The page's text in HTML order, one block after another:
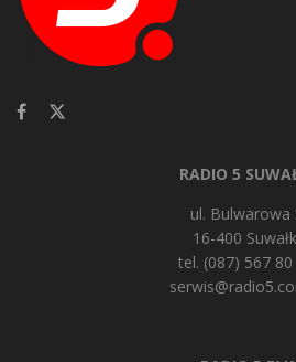
RADIO 5
ul. Bulwarowa
16-400
tel. (087) 567 80